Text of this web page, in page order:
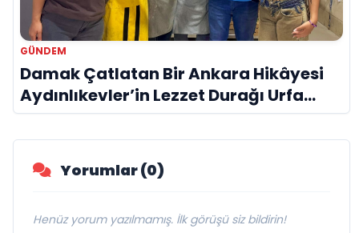
GÜNDEM
Damak Çatlatan Bir Ankara Hikâyesi
Aydınlıkevler’in Lezzet Durağı Urfa
Damak
Yorumlar (0)
Henüz yorum yazılmamış. İlk görüşü siz bildirin!